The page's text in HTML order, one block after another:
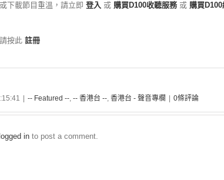
下載節目重溫，請立即 登入 或 購買D100收聽服務 或 購買D100
按此 註冊
-- Featured --, -- 香港台 --, 香港台 - 聲音專欄 0條評論
logged in to post a comment.